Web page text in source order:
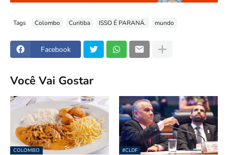
Tags Colombo Curitiba ISSO É PARANÁ. mundo
Facebook
Você Vai Gostar
COLOMBO #CLDF